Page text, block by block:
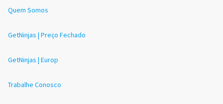
Quem Somos
GetNinjas | Preço Fechado
GetNinjas | Europ
Trabalhe Conosco